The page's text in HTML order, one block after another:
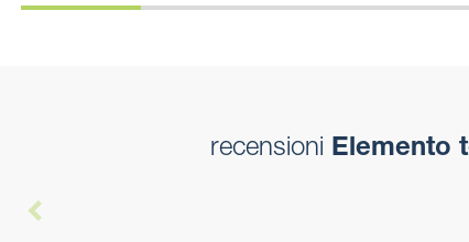
recensioni Elemento